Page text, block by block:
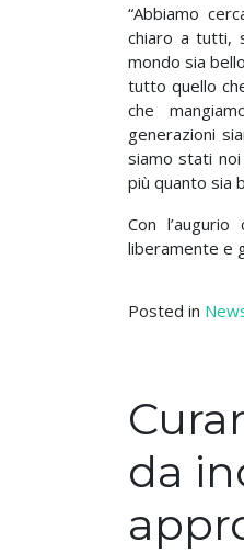
“Abbiamo
chiaro a tutti,
mondo sia
tutto quello
che
generazioni
siamo stati
più quanto sia
Con
liberamente e
Posted in
da